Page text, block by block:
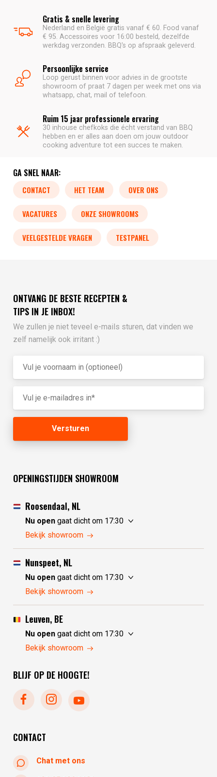
Gratis & snelle levering
Nederland en België gratis vanaf € 60. Food vanaf
€ 95. Accessoires voor 16:00 besteld, dezelfde
werkdag verzonden. BBQ's op afspraak geleverd.
Persoonlijke service
Loop gerust binnen voor advies in de grootste
showroom of praat 7 dagen per week met ons via
whatsapp, chat, mail of telefoon.
Ruim 15 jaar professionele ervaring
30 inhouse chefkoks die écht verstand van BBQ
hebben en er alles aan doen om jouw outdoor
cooking adventure tot een succes te maken.
GA SNEL NAAR:
CONTACT HET TEAM OVER ONS
VACATURES ONZE SHOWROOMS
VEELGESTELDE VRAGEN TESTPANEL
ONTVANG DE BESTE RECEPTEN &
TIPS IN JE INBOX!
We zullen je niet teveel e-mails sturen, dat vinden we
zelf namelijk ook irritant :)
OPENINGSTIJDEN SHOWROOM
Roosendaal, NL
Nu opengaat dicht om 17:30
vrijdag
zaterdag
10:00 - 17:30
zondag
maandag
dinsdag
Bekijk showroom
Nunspeet, NL
Nu opengaat dicht om 17:30
vrijdag
zaterdag
10:00 - 17:30
zondag
maandag
dinsdag
Bekijk showroom
Leuven, BE
Nu opengaat dicht om 17:30
vrijdag
zondag
dinsdag
woensdag
Bekijk showroom
BLIJF OP DE HOOGTE!
CONTACT
Chat met ons